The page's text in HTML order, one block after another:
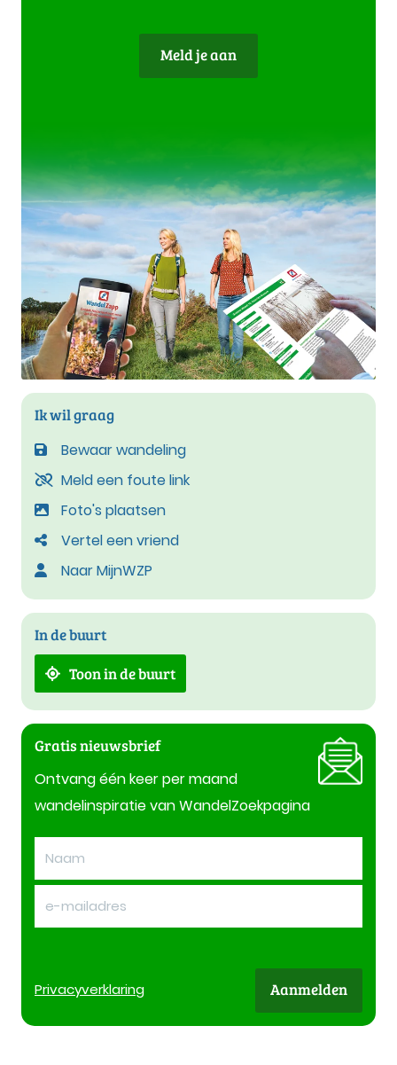
Meld je aan
Ik wil graag
Bewaar wandeling
Meld een foute link
Foto's plaatsen
Vertel een vriend
Naar MijnWZP
In de buurt
Toon in de buurt
Gratis nieuwsbrief
Ontvang één keer per maand
wandelinspiratie van WandelZoekpagina
Privacyverklaring Aanmelden